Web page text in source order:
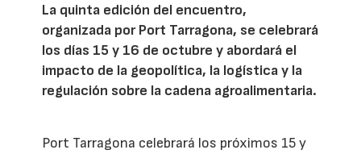
La quinta edición del encuentro,
organizada por Port Tarragona, se celebrará
los días 15 y 16 de octubre y abordará el
impacto de la geopolítica, la logística y la
regulación sobre la cadena agroalimentaria.
Port Tarragona celebrará los próximos 15 y